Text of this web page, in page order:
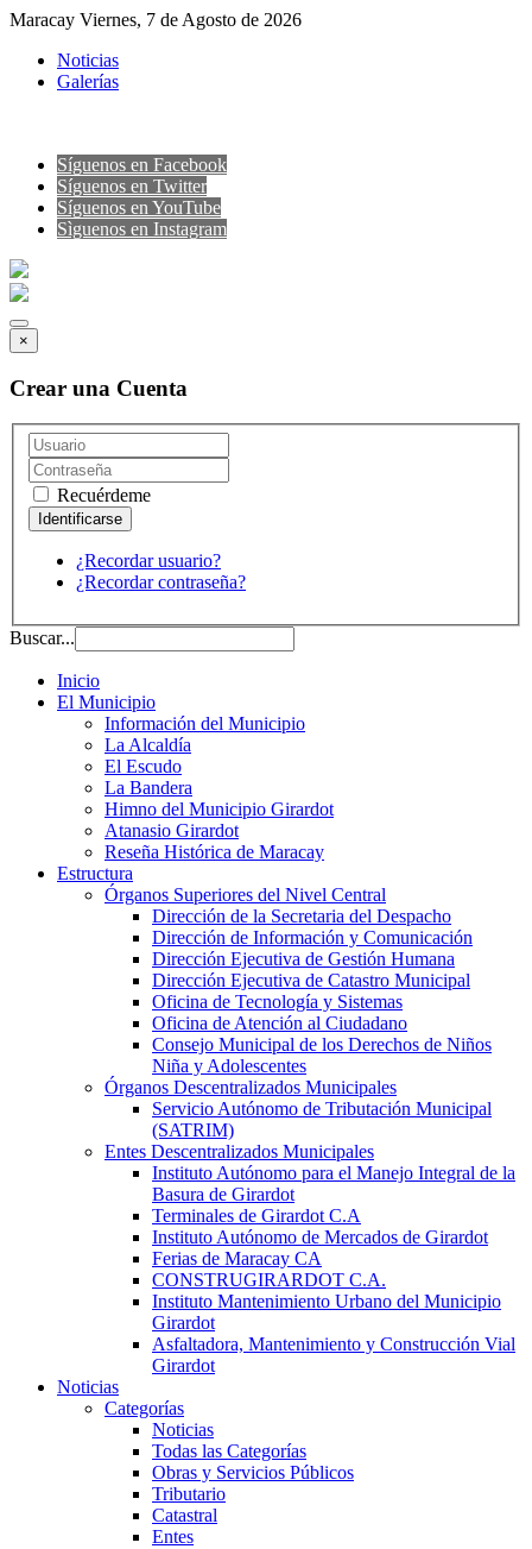
Maracay Viernes, 7 de Agosto de 2026
Noticias
Galerías
Síguenos en Facebook
Síguenos en Twitter
Síguenos en YouTube
Sìguenos en Instagram
×
Crear una Cuenta
Recuérdeme
¿Recordar usuario?
¿Recordar contraseña?
Buscar...
Inicio
El Municipio
Información del Municipio
La Alcaldía
El Escudo
La Bandera
Himno del Municipio Girardot
Atanasio Girardot
Reseña Histórica de Maracay
Estructura
Órganos Superiores del Nivel Central
Dirección de la Secretaria del Despacho
Dirección de Información y Comunicación
Dirección Ejecutiva de Gestión Humana
Dirección Ejecutiva de Catastro Municipal
Oficina de Tecnología y Sistemas
Oficina de Atención al Ciudadano
Consejo Municipal de los Derechos de Niños
Niña y Adolescentes
Órganos Descentralizados Municipales
Servicio Autónomo de Tributación Municipal
(SATRIM)
Entes Descentralizados Municipales
Instituto Autónomo para el Manejo Integral de la
Basura de Girardot
Terminales de Girardot C.A
Instituto Autónomo de Mercados de Girardot
Ferias de Maracay CA
CONSTRUGIRARDOT C.A.
Instituto Mantenimiento Urbano del Municipio
Girardot
Asfaltadora, Mantenimiento y Construcción Vial
Girardot
Noticias
Categorías
Noticias
Todas las Categorías
Obras y Servicios Públicos
Tributario
Catastral
Entes